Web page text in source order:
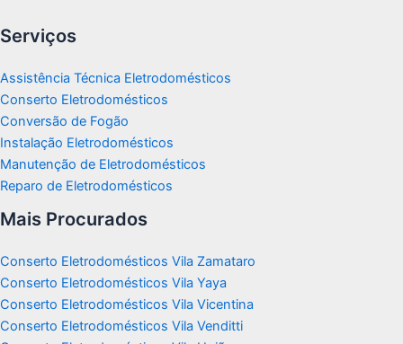
Serviços
Assistência Técnica Eletrodomésticos
Conserto Eletrodomésticos
Conversão de Fogão
Instalação Eletrodomésticos
Manutenção de Eletrodomésticos
Reparo de Eletrodomésticos
Mais Procurados
Conserto Eletrodomésticos Vila Zamataro
Conserto Eletrodomésticos Vila Yaya
Conserto Eletrodomésticos Vila Vicentina
Conserto Eletrodomésticos Vila Venditti